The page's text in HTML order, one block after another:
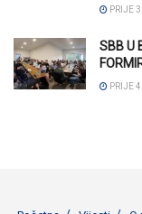
PRIJE
SBB U
PRIJE